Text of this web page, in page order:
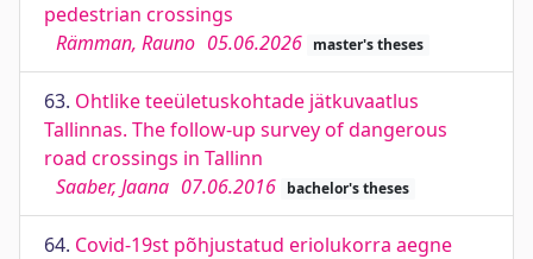
pedestrian crossings
Rämman, Rauno 05.06.2026 master's theses
63. Ohtlike teeületuskohtade jätkuvaatlus
Tallinnas. The follow-up survey of dangerous
road crossings in Tallinn
Saaber, Jaana 07.06.2016 bachelor's theses
64. Covid-19st põhjustatud eriolukorra aegne